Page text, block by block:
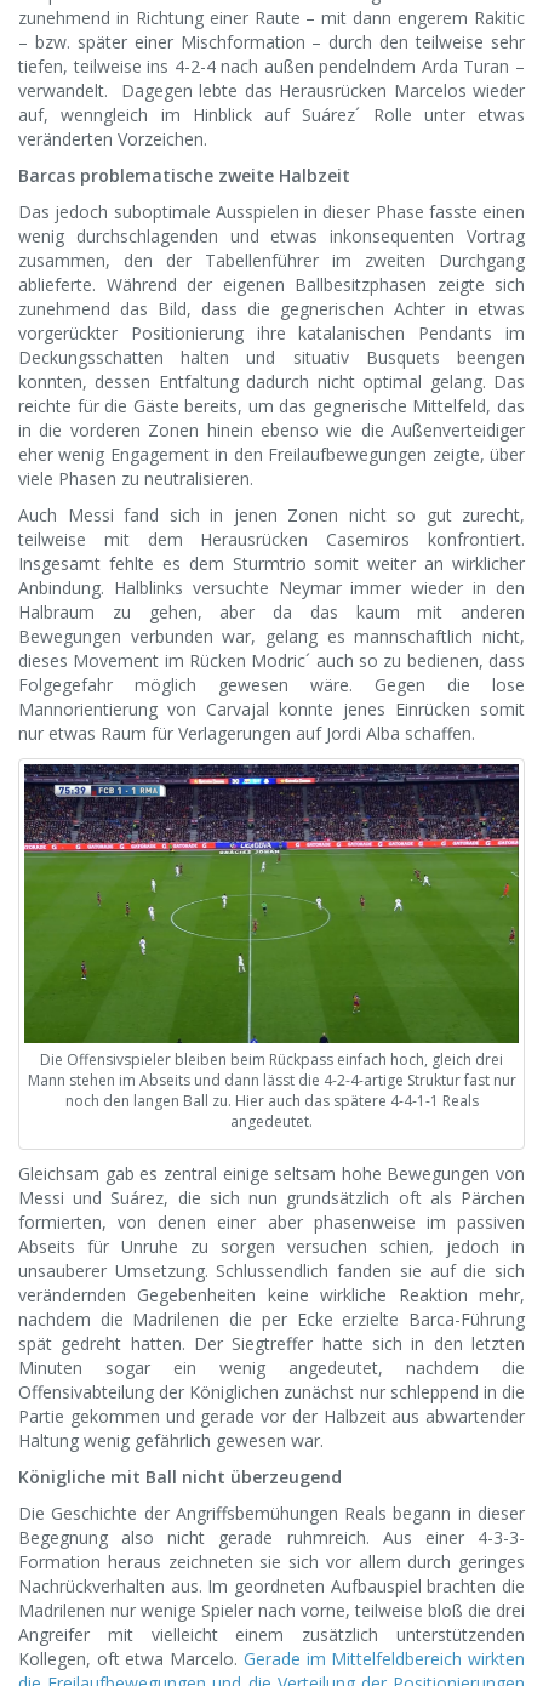
zunehmend in Richtung einer Raute – mit dann engerem Rakitic
– bzw. später einer Mischformation – durch den teilweise sehr
tiefen, teilweise ins 4-2-4 nach außen pendelndem Arda Turan –
verwandelt. Dagegen lebte das Herausrücken Marcelos wieder
auf, wenngleich im Hinblick auf Suárez´ Rolle unter etwas
veränderten Vorzeichen.
Barcas problematische zweite Halbzeit
Das jedoch suboptimale Ausspielen in dieser Phase fasste einen
wenig durchschlagenden und etwas inkonsequenten Vortrag
zusammen, den der Tabellenführer im zweiten Durchgang
ablieferte. Während der eigenen Ballbesitzphasen zeigte sich
zunehmend das Bild, dass die gegnerischen Achter in etwas
vorgerückter Positionierung ihre katalanischen Pendants im
Deckungsschatten halten und situativ Busquets beengen
konnten, dessen Entfaltung dadurch nicht optimal gelang. Das
reichte für die Gäste bereits, um das gegnerische Mittelfeld, das
in die vorderen Zonen hinein ebenso wie die Außenverteidiger
eher wenig Engagement in den Freilaufbewegungen zeigte, über
viele Phasen zu neutralisieren.
Auch Messi fand sich in jenen Zonen nicht so gut zurecht,
teilweise mit dem Herausrücken Casemiros konfrontiert.
Insgesamt fehlte es dem Sturmtrio somit weiter an wirklicher
Anbindung. Halblinks versuchte Neymar immer wieder in den
Halbraum zu gehen, aber da das kaum mit anderen
Bewegungen verbunden war, gelang es mannschaftlich nicht,
dieses Movement im Rücken Modric´ auch so zu bedienen, dass
Folgegefahr möglich gewesen wäre. Gegen die lose
Mannorientierung von Carvajal konnte jenes Einrücken somit
nur etwas Raum für Verlagerungen auf Jordi Alba schaffen.
Die Offensivspieler bleiben beim Rückpass einfach hoch, gleich drei
Mann stehen im Abseits und dann lässt die 4-2-4-artige Struktur fast nur
noch den langen Ball zu. Hier auch das spätere 4-4-1-1 Reals
angedeutet.
Gleichsam gab es zentral einige seltsam hohe Bewegungen von
Messi und Suárez, die sich nun grundsätzlich oft als Pärchen
formierten, von denen einer aber phasenweise im passiven
Abseits für Unruhe zu sorgen versuchen schien, jedoch in
unsauberer Umsetzung. Schlussendlich fanden sie auf die sich
verändernden Gegebenheiten keine wirkliche Reaktion mehr,
nachdem die Madrilenen die per Ecke erzielte Barca-Führung
spät gedreht hatten. Der Siegtreffer hatte sich in den letzten
Minuten sogar ein wenig angedeutet, nachdem die
Offensivabteilung der Königlichen zunächst nur schleppend in die
Partie gekommen und gerade vor der Halbzeit aus abwartender
Haltung wenig gefährlich gewesen war.
Königliche mit Ball nicht überzeugend
Die Geschichte der Angriffsbemühungen Reals begann in dieser
Begegnung also nicht gerade ruhmreich. Aus einer 4-3-3-
Formation heraus zeichneten sie sich vor allem durch geringes
Nachrückverhalten aus. Im geordneten Aufbauspiel brachten die
Madrilenen nur wenige Spieler nach vorne, teilweise bloß die drei
Angreifer mit vielleicht einem zusätzlich unterstützenden
Kollegen, oft etwa Marcelo. Gerade im Mittelfeldbereich wirkten